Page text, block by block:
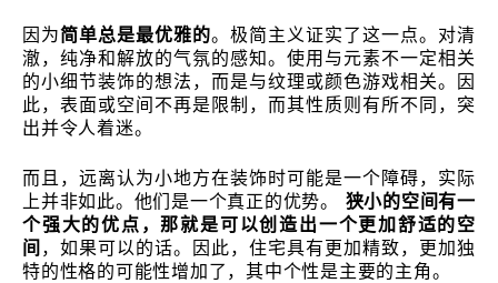
因为简单总是最优雅的。极简主义证实了这一点。对清
澈，纯净和解放的气氛的感知。使用与元素不一定相关
的小细节装饰的想法，而是与纹理或颜色游戏相关。因
此，表面或空间不再是限制，而其性质则有所不同，突
出并令人着迷。
而且，远离认为小地方在装饰时可能是一个障碍，实际
上并非如此。他们是一个真正的优势。 狭小的空间有一
个强大的优点，那就是可以创造出一个更加舒适的空
间 ，如果可以的话。因此，住宅具有更加精致，更加独
特的性格的可能性增加了，其中个性是主要的主角。